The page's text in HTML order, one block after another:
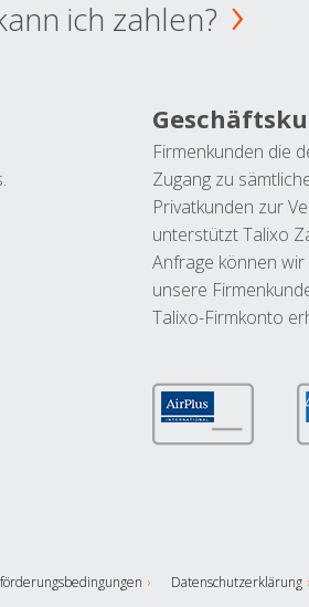
ich zahlen?
Firmenkunden die
Zugang zu
Privatkunden zur
unterstützt Talixo
Anfrage können
unsere
Talixo-Firmkonto
Datenschutzerklärung